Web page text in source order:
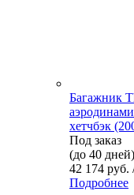
Багажник
хетчбэк
Под заказ
(до 40 дней)
42 174 руб.
Подробнее